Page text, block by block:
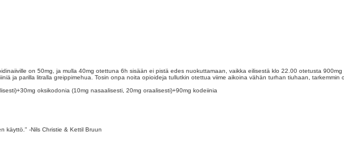
on 50mg, ja mulla 40mg otettuna 6h sisään ei pistä edes nuokuttamaan, vaikka eilisestä klo 22.00 otetusta
ja parilla litralla greippimehua. Tosin onpa noita opioideja tullutkin otettua viime aikoina vähän turhan tiuhaan, tarkemmin
oksikodonia (10mg nasaalisesti, 20mg oraalisesti)+90mg kodeiinia
käyttö." -Nils Christie & Kettil Bruun